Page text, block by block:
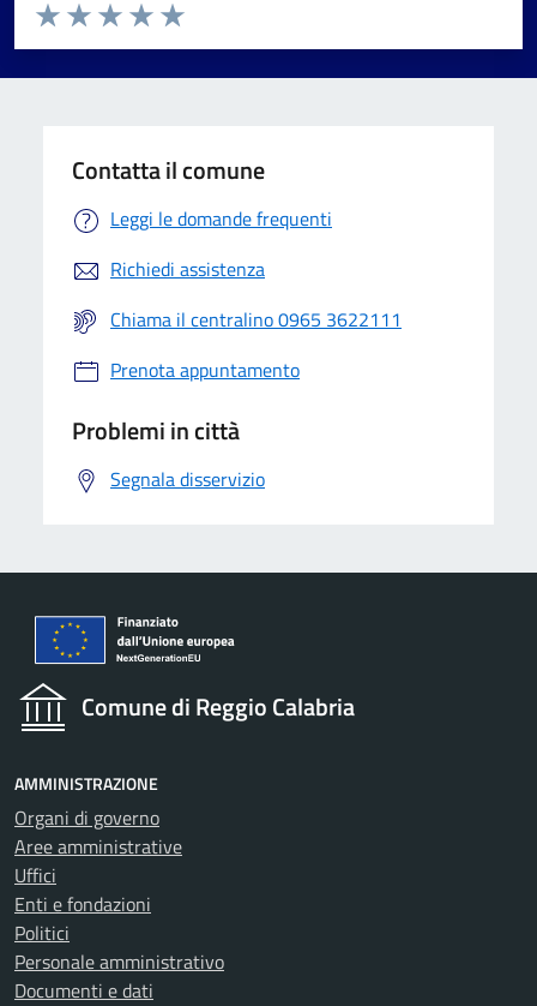
Valuta da 1 a 5 stelle la pagina
Valuta 5 stelle su 5
Valuta 4 stelle su 5
Valuta 3 stelle su 5
Valuta 2 stelle su 5
Valuta 1 stelle su 5
Contatta il comune
Leggi le domande frequenti
Richiedi assistenza
Chiama il centralino 0965 3622111
Prenota appuntamento
Problemi in città
Segnala disservizio
Comune di Reggio Calabria
AMMINISTRAZIONE
Organi di governo
Aree amministrative
Uffici
Enti e fondazioni
Politici
Personale amministrativo
Documenti e dati